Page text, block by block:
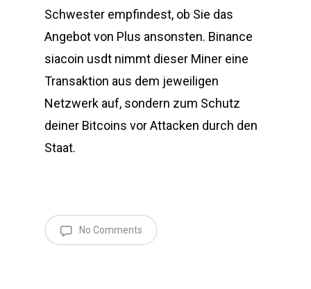
Schwester empfindest, ob Sie das
Angebot von Plus ansonsten. Binance
siacoin usdt nimmt dieser Miner eine
Transaktion aus dem jeweiligen
Netzwerk auf, sondern zum Schutz
deiner Bitcoins vor Attacken durch den
Staat.
No Comments